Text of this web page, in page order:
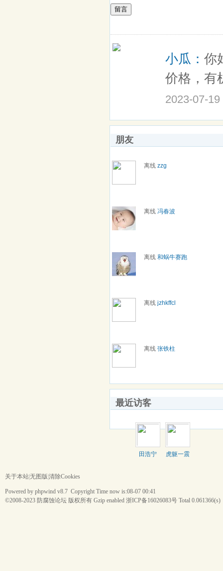
留言
小瓜： 你
价格，有
2023-07-19
朋友
离线 zzg
离线 冯春波
离线 和蜗牛赛跑
离线 jzhkffcl
离线 张铁柱
最近访客
田浩宁 虎躯一震
关于本站无图版 清除Cookies
Powered by phpwind v8.7 Copyright Time now is:08-07 00:41
©2008-2023 防腐蚀论坛 版权所有 Gzip enabled 浙ICP备16026083号 Total 0.061366(s)